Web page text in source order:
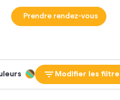
Prendre rendez-vous
Modifier les